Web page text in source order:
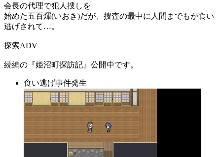
会長の代理で犯人捜しを
始めた五百煇(いおき)だが、捜査の最中に人間までもが食い
逃げされて…。
探索ADV
続編の『姫沼町探訪記』公開中です。
食い逃げ事件発生